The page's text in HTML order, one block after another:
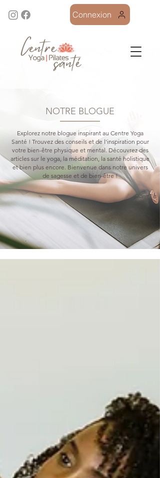
Connexion
NOTRE BLOGUE
Explorez notre blogue inspirant au Centre Yoga
Santé ! Trouvez des conseils et de l'inspiration pour
votre bien-être physique et mental. Découvrez des
articles sur le yoga, la méditation, la santé holistique
et bien plus encore. Bienvenue dans notre univers
de sagesse et de bien-être !